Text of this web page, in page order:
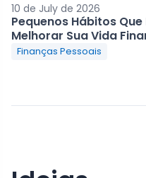
10 de July de 2026
Pequenos Hábitos
Melhorar Sua Vida
Finanças Pessoais